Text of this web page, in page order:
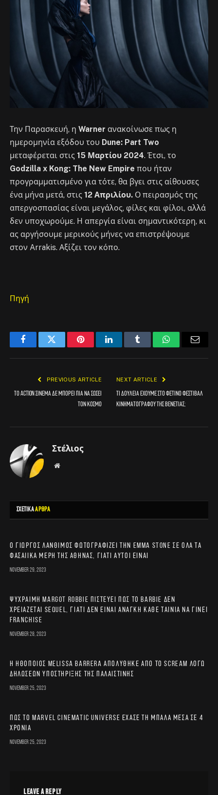
Την Παρασκευή, η Warner ανακοίνωσε πως η
ημερομηνία εξόδου του Dune: Part Two
μεταφέρεται στις 15 Μαρτίου 2024. Έτσι, το
Godzilla x Kong: The New Empire που ήταν
προγραμματισμένο για τότε, θα βγει στις αίθουσες
ένα μήνα μετά, στις 12 Απριλίου. Ο πειρασμός της
απεργοσπασίας είναι μεγάλος, φίλες και φίλοι, αλλά
δεν υποχωρούμε. Η απεργία είναι σημαντικότερη, κι
ας αργήσουμε μερικούς μήνες να επιστρέψουμε
στον Arrakis. Αξίζει τον κόπο.
Πηγή
FacebookTwitter PinterestLinkedInTumblr WhatsApp
PREVIOUS ARTICLE
Το action σινεμά δε μπορεί πια να σώσει
τον κόσμο
NEXT ARTICLE
Τι δουλειά έχουμε στο φετινό φεστιβάλ
κινηματογράφου της Βενετίας;
Στέλιος
Website
ΣΧΕΤΙΚΑΑΡΘΡΑ
Ο Γιώργος Λάνθιμος φωτογραφίζει την Emma Stone σε όλα τα
φασαίικα μέρη της Αθήνας, γιατί αυτοί είναι
November 29, 2023
Ψύχραιμη Margot Robbie πιστεύει πως το Barbie δεν
χρειάζεται sequel, γιατί δεν είναι ανάγκη κάθε ταινία να γίνει
franchise
November 28, 2023
Η ηθοποιός Melissa Barrera απολύθηκε από το Scream λόγω
δηλώσεων υποστήριξης της Παλαιστίνης
November 25, 2023
Πώς το Marvel Cinematic Universe έχασε τη μπάλα μέσα σε 4
χρόνια
November 25, 2023
LEAVE A REPLY